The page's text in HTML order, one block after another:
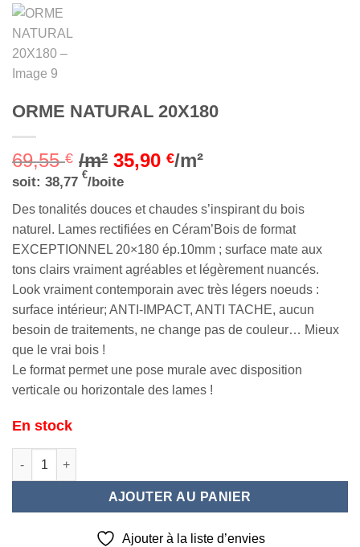
ORME NATURAL 20X180
69,55€ /m² 35,90€/m²
soit: 38,77 €/boite
Des tonalités douces et chaudes s’inspirant du bois
naturel. Lames rectifiées en Céram’Bois de format
EXCEPTIONNEL 20×180 ép.10mm ; surface mate aux
tons clairs vraiment agréables et légèrement nuancés.
Look vraiment contemporain avec très légers noeuds :
surface intérieur; ANTI-IMPACT, ANTI TACHE, aucun
besoin de traitements, ne change pas de couleur… Mieux
que le vrai bois !
Le format permet une pose murale avec disposition
verticale ou horizontale des lames !
En stock
quantité de ORME NATURAL 20X180
AJOUTER AU PANIER
Ajouter à la liste d’envies